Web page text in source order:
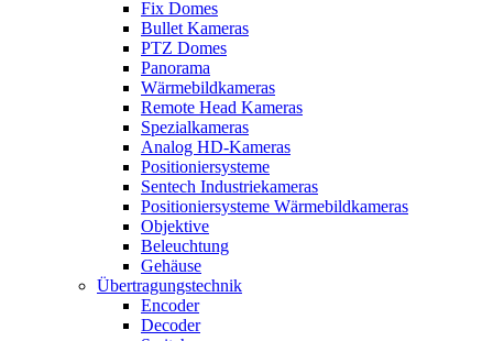
Fix Domes
Bullet Kameras
PTZ Domes
Panorama
Wärmebildkameras
Remote Head Kameras
Spezialkameras
Analog HD-Kameras
Positioniersysteme
Sentech Industriekameras
Positioniersysteme Wärmebildkameras
Objektive
Beleuchtung
Gehäuse
Übertragungstechnik
Encoder
Decoder